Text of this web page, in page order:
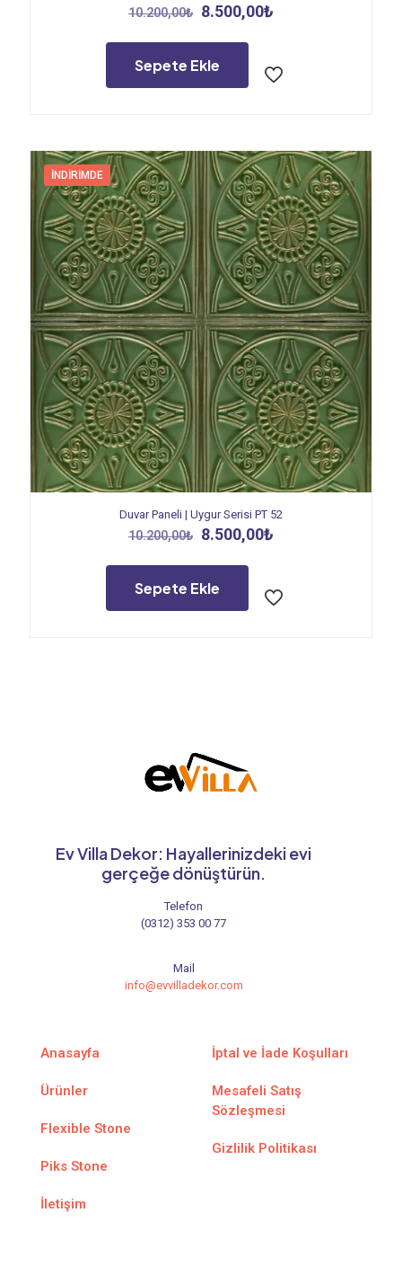
10.200,00₺ Orijinal
10.200,00₺.
8.500,00₺
Sepete Ekle
İNDIRIMDE
Duvar Paneli | Uygur Serisi PT 52
10.200,00₺ Orijinal
10.200,00₺.
8.500,00₺
Sepete Ekle
Ev Villa Dekor: Hayallerinizdeki evi
gerçeğe dönüştürün.
Telefon
(0312) 353 00 77
Mail
info@evvilladekor.com
Anasayfa
Ürünler
Flexible Stone
Piks Stone
İletişim
İptal ve İade Koşulları
Mesafeli Satış
Sözleşmesi
Gizlilik Politikası